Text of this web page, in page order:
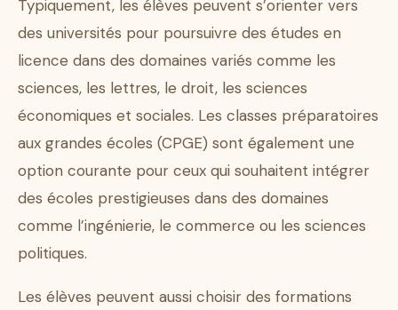
Typiquement, les élèves peuvent s’orienter vers
des universités pour poursuivre des études en
licence dans des domaines variés comme les
sciences, les lettres, le droit, les sciences
économiques et sociales. Les classes préparatoires
aux grandes écoles (CPGE) sont également une
option courante pour ceux qui souhaitent intégrer
des écoles prestigieuses dans des domaines
comme l’ingénierie, le commerce ou les sciences
politiques.
Les élèves peuvent aussi choisir des formations